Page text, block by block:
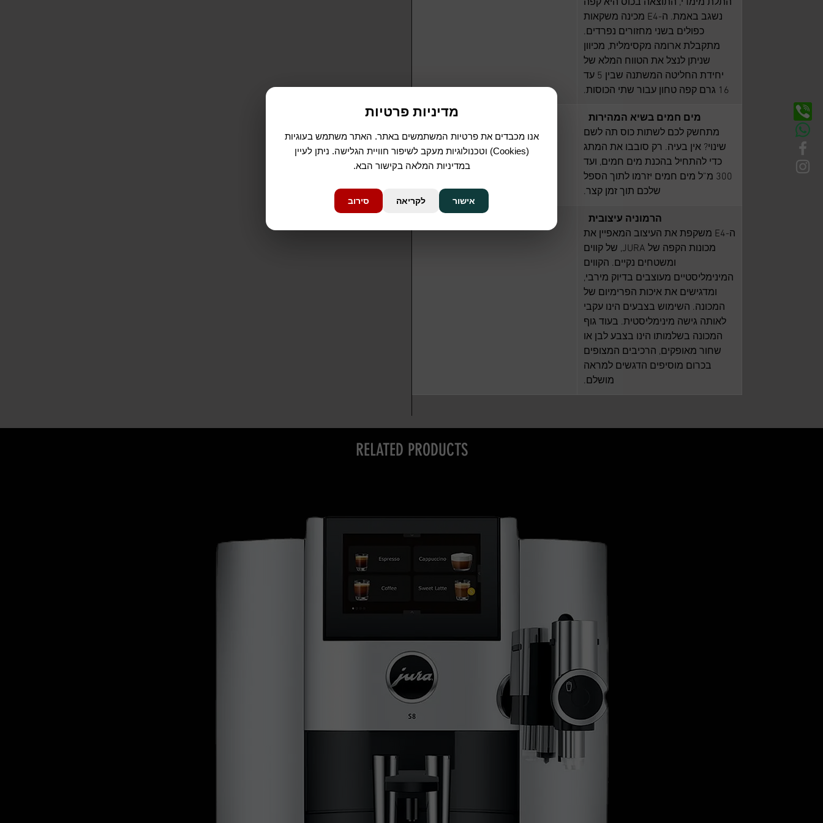
התלת מימדי, התוצאה בכוס היא קפה
נשגב באמת. ה-E4 מכינה משקאות
כפולים בשני מחזורים נפרדים.
מתקבלת ארומה מקסימלית, מכיוון
שניתן לנצל את הטווח המלא של
יחידת החליטה המשתנה שבין 5 עד
16 גרם קפה טחון עבור שתי הכוסות.
מים חמים בשיא המהירות
מתחשק לכם לשתות כוס תה לשם
שינוי? אין בעיה. רק סובבו את המתג
כדי להתחיל בהכנת מים חמים, ועד
300 מ”ל מים חמים יזרמו לתוך הספל
שלכם תוך זמן קצר.
הרמוניה עיצובית
ה-E4 משקפת את העיצוב המאפיין את
מכונות הקפה של JURA, של קווים
ומשטחים נקיים. הקווים
המינימליסטיים מעוצבים בדיוק מירבי,
ומדגישים את איכות הפרימיום של
המכונה. השימוש בצבעים הינו עקבי
לאותה גישה מינימליסטית. בעוד גוף
המכונה בשלמותו הינו בצבע לבן או
שחור מאופקים, הרכיבים המצופים
בכרום מוסיפים הדגשים למראה
מושלם.
RELATED PRODUCTS
מדיניות פרטיות
אנו מכבדים את פרטיות המשתמשים באתר. האתר משתמש בעוגיות
(Cookies) וטכנולוגיות מעקב לשיפור חוויית הגלישה. ניתן לעיין
במדיניות המלאה בקישור הבא.
אישור לקריאה סירוב